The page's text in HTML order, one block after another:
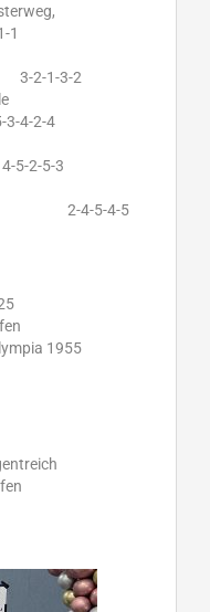
3-2
4
2-5-3
4-5-4-5
1955